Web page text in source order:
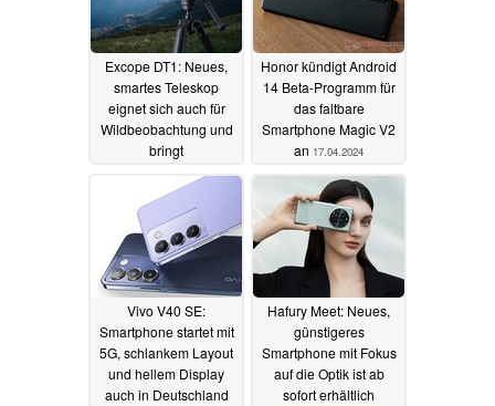
Excope DT1: Neues,
smartes Teleskop
eignet sich auch für
Wildbeobachtung und
bringt
Smartphone-App mit
17.04.2024
Honor kündigt Android
14 Beta-Programm für
das faltbare
Smartphone Magic V2
an 17.04.2024
Vivo V40 SE:
Smartphone startet mit
5G, schlankem Layout
und hellem Display
auch in Deutschland
Hafury Meet: Neues,
günstigeres
Smartphone mit Fokus
auf die Optik ist ab
sofort erhältlich